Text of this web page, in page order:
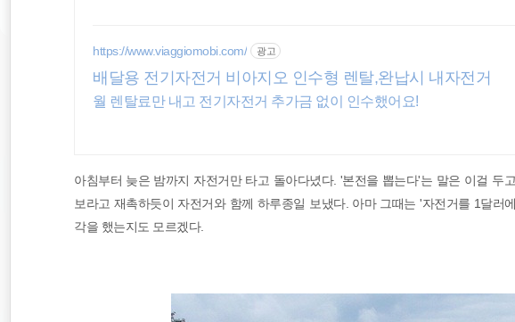
https://www.viaggiomobi.com/ 광고
배달용 전기자전거 비아지오 인수형 렌탈,완납시 내자전거
월 렌탈료만 내고 전기자전거 추가금 없이 인수했어요!
아침부터 늦은 밤까지 자전거만 타고 돌아다녔다. '본전을 뽑는다'는 말은 이걸 두
보라고 재촉하듯이 자전거와 함께 하루종일 보냈다. 아마 그때는 '자전거를 1달러
각을 했는지도 모르겠다.
배낭여행